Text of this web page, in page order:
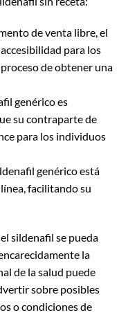
de venta libre, el
para los
de obtener una
genérico es
su contraparte de
para los individuos
genérico está
facilitando su
sildenafil se pueda
la
de la salud puede
sobre posibles
o condiciones de